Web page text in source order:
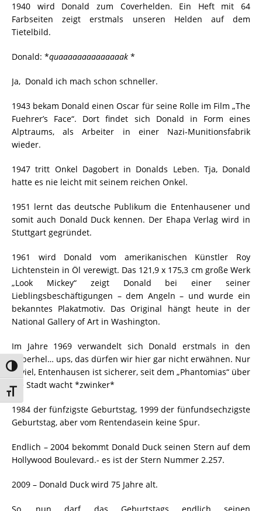
Umschalten auf hohe Kontraste
Schrift vergrößern
1940 wird Donald zum Coverhelden. Ein Heft mit 64
Farbseiten zeigt erstmals unseren Helden auf dem
Tietelbild.
Donald: *quaaaaaaaaaaaaaak *
Ja, Donald ich mach schon schneller.
1943 bekam Donald einen Oscar für seine Rolle im Film „The
Fuehrer’s Face“. Dort findet sich Donald in Form eines
Alptraums, als Arbeiter in einer Nazi-Munitionsfabrik
wieder.
1947 tritt Onkel Dagobert in Donalds Leben. Tja, Donald
hatte es nie leicht mit seinem reichen Onkel.
1951 lernt das deutsche Publikum die Entenhausener und
somit auch Donald Duck kennen. Der Ehapa Verlag wird in
Stuttgart gegründet.
1961 wird Donald vom amerikanischen Künstler Roy
Lichtenstein in Öl verewigt. Das 121,9 x 175,3 cm große Werk
„Look Mickey“ zeigt Donald bei einer seiner
Lieblingsbeschäftigungen – dem Angeln – und wurde ein
bekanntes Plakatmotiv. Das Original hängt heute in der
National Gallery of Art in Washington.
Im Jahre 1969 verwandelt sich Donald erstmals in den
Superhel… ups, das dürfen wir hier gar nicht erwähnen. Nur
soviel, Entenhausen ist sicherer, seit dem „Phantomias“ über
die Stadt wacht *zwinker*
1984 der fünfzigste Geburtstag, 1999 der fünfundsechzigste
Geburtstag, aber vom Rentendasein keine Spur.
Endlich – 2004 bekommt Donald Duck seinen Stern auf dem
Hollywood Boulevard.- es ist der Stern Nummer 2.257.
2009 – Donald Duck wird 75 Jahre alt.